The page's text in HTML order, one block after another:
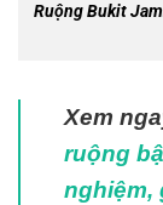
Ruộng Bukit
Xem
ruộng
nghiệm,